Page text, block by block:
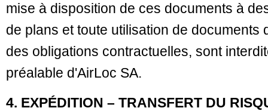
mise à disposition de ces documents à
de plans et toute utilisation de documents
des obligations contractuelles, sont
préalable d'AirLoc SA.
4. EXPÉDITION – TRANSFERT DU